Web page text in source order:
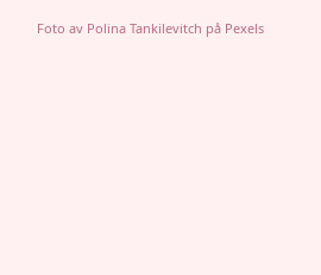
Foto av Polina Tankilevitch på Pexels